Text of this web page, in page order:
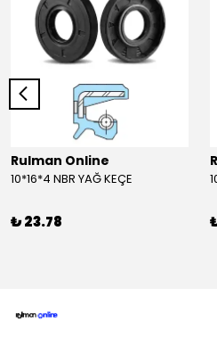
Rulman Online
10*16*4 NBR YAĞ KEÇE
₺ 23.78